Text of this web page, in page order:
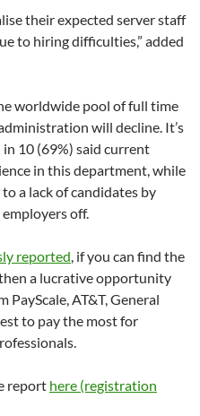
their expected server staff
to hiring difficulties,” added
worldwide pool of full time
will decline. It’s
10 (69%) said current
in this department, while
a lack of candidates by
off.
reported, if you can find the
a lucrative opportunity
AT&T, General
to pay the most for
report here (registration